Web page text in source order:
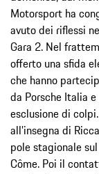
Motorsport ha
avuto dei riflessi
Gara 2. Nel
offerto una sfida
che hanno
da Porsche Italia
esclusione di
all’insegna di
pole stagionale
Côme. Poi il